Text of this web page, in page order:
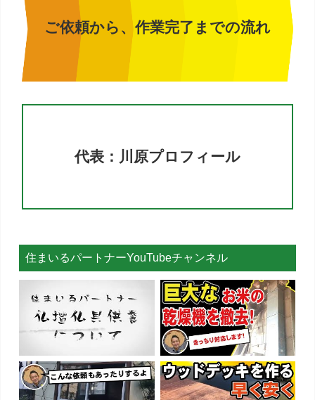
ご依頼から、作業完了までの流れ
代表：川原プロフィール
住まいるパートナーYouTubeチャンネル